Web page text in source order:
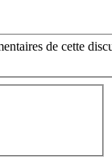
de cette